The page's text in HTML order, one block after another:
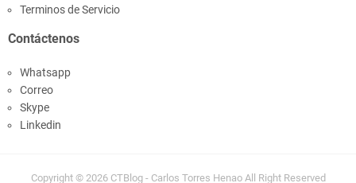
Terminos de Servicio
Contáctenos
Whatsapp
Correo
Skype
Linkedin
Copyright © 2026 CTBlog - Carlos Torres HenaoAll Right Reserved